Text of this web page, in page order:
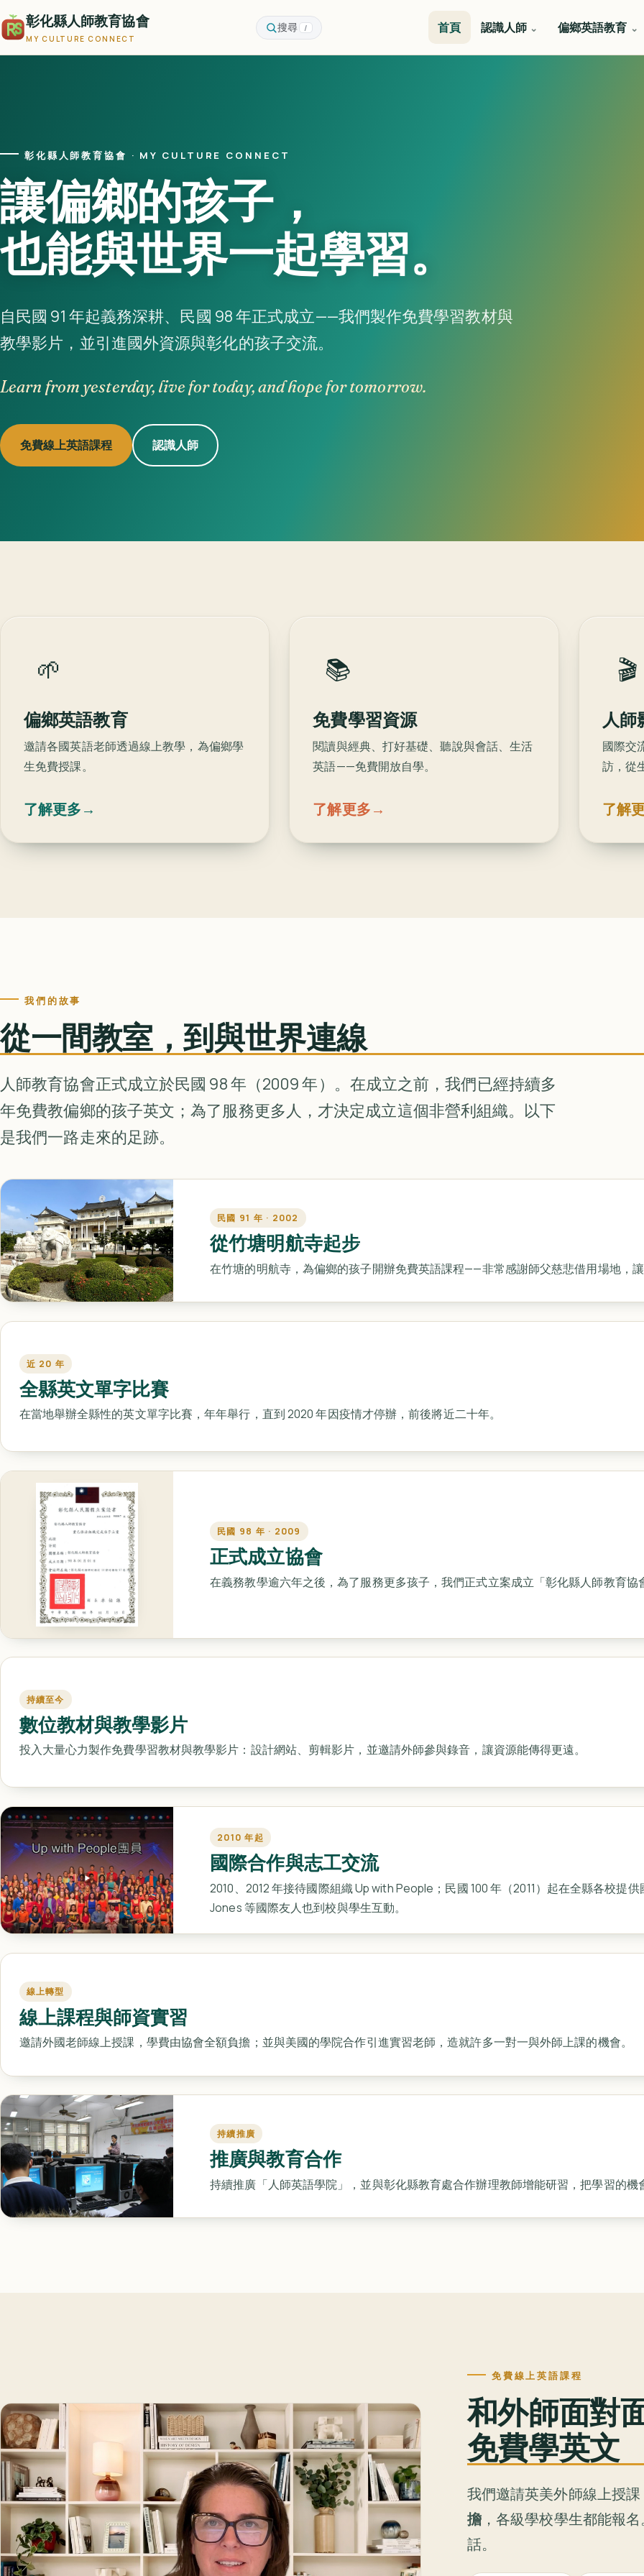
彰化縣人師教育協會
MY CULTURE CONNECT
搜尋 / 首頁 認識人師 偏鄉英語教育
彰化縣人師教育協會 · MY CULTURE CONNECT
讓偏鄉的孩子，
也能與世界一起學習。
自民國 91 年起義務深耕、民國 98 年正式成立——我們製作免費學習教材與
教學影片，並引進國外資源與彰化的孩子交流。
Learn from yesterday, live for today, and hope for tomorrow.
免費線上英語課程 認識人師
🌱
偏鄉英語教育
邀請各國英語老師透過線上教學，為偏鄉學
生免費授課。
了解更多→
📚
免費學習資源
閱讀與經典、打好基礎、聽說與會話、生活
英語——免費開放自學。
了解更多→
🎬
人師
國際交
訪，從
了解
我們的故事
從一間教室，到與世界連線
人師教育協會正式成立於民國 98 年（2009 年）。在成立之前，我們已經持續多
年免費教偏鄉的孩子英文；為了服務更多人，才決定成立這個非營利組織。以下
是我們一路走來的足跡。
民國 91 年 · 2002
從竹塘明航寺起步
在竹塘的明航寺，為偏鄉的孩子開辦免費英語課程——非常感謝師父慈悲借用場地，
近 20 年
全縣英文單字比賽
在當地舉辦全縣性的英文單字比賽，年年舉行，直到 2020 年因疫情才停辦，前後將近二十年。
民國 98 年 · 2009
正式成立協會
在義務教學逾六年之後，為了服務更多孩子，我們正式立案成立「彰化縣人師教育協
持續至今
數位教材與教學影片
投入大量心力製作免費學習教材與教學影片：設計網站、剪輯影片，並邀請外師參與錄音，讓資源能傳得更遠。
2010 年起
國際合作與志工交流
2010、2012 年接待國際組織 Up with People；民國 100 年（2011）起在全縣各校提
Jones 等國際友人也到校與學生互動。
線上轉型
線上課程與師資實習
邀請外國老師線上授課，學費由協會全額負擔；並與美國的學院合作引進實習老師，造就許多一對一與外師上課的機會。
持續推廣
推廣與教育合作
持續推廣「人師英語學院」，並與彰化縣教育處合作辦理教師增能研習，把學習的機
免費線上英語課程
和外師面對
免費學英文
我們邀請英美外師線上授
擔 ，各級學校學生都能報
話。